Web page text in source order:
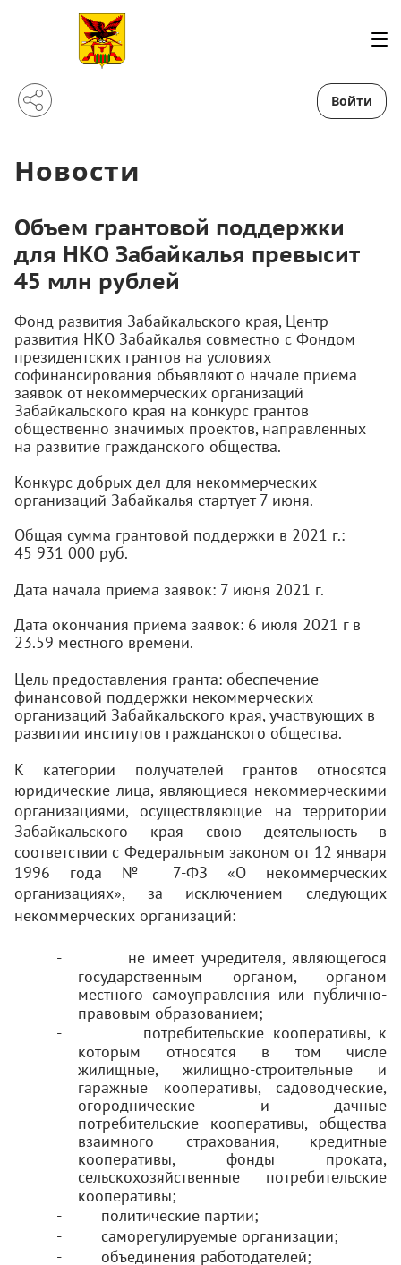
Войти
Новости
Объем грантовой поддержки
для НКО Забайкалья превысит
45 млн рублей
Фонд развития Забайкальского края, Центр
развития НКО Забайкалья совместно с Фондом
президентских грантов на условиях
софинансирования объявляют о начале приема
заявок от некоммерческих организаций
Забайкальского края на конкурс грантов
общественно значимых проектов, направленных
на развитие гражданского общества.
Конкурс добрых дел для некоммерческих
организаций Забайкалья стартует 7 июня.
Общая сумма грантовой поддержки в 2021 г.:
45 931 000 руб.
Дата начала приема заявок: 7 июня 2021 г.
Дата окончания приема заявок: 6 июля 2021 г в
23.59 местного времени.
Цель предоставления гранта: обеспечение
финансовой поддержки некоммерческих
организаций Забайкальского края, участвующих в
развитии институтов гражданского общества.
К категории получателей грантов относятся
юридические лица, являющиеся некоммерческими
организациями, осуществляющие на территории
Забайкальского края свою деятельность в
соответствии с Федеральным законом от 12 января
1996 года № 7-ФЗ «О некоммерческих
организациях», за исключением следующих
некоммерческих организаций:
-
не имеет учредителя, являющегося
государственным органом, органом
местного самоуправления или публично-
правовым образованием;
-
потребительские кооперативы, к
которым относятся в том числе
жилищные, жилищно-строительные и
гаражные кооперативы, садоводческие,
огороднические и дачные
потребительские кооперативы, общества
взаимного страхования, кредитные
кооперативы, фонды проката,
сельскохозяйственные потребительские
кооперативы;
-
политические партии;
-
саморегулируемые организации;
-
объединения работодателей;